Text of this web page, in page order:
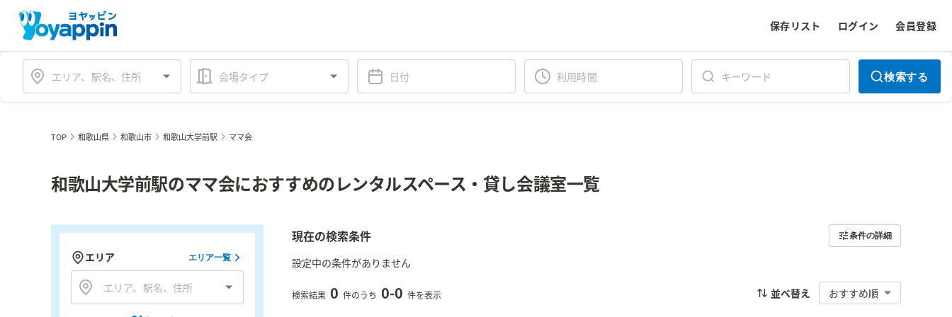
保存リスト ログイン 会員登録
会場タイプ 検索する
TOP 和歌山県 和歌山市 和歌山大学前駅 ママ会
和歌山大学前駅のママ会におすすめのレンタルスペース・貸し会議室一覧
現在の検索条件 条件の詳細
設定中の条件がありません
検索結果 0 件のうち 0-0 件を表示 並べ替え おすすめ順
エリア エリア一覧